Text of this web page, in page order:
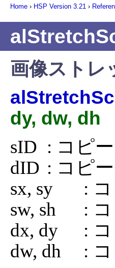
Home › HSP Version 3.21 ›
画像スト
dy, dw, dh
sID	: コピー元 HSP スクリーン ID
dID	: コピー先 Image ID
sx, sy	: コピー元矩形 左上座標
sw, sh	: コピー元矩形 幅・高さ
dx, dy	: コピー先矩形 左上座標
dw,